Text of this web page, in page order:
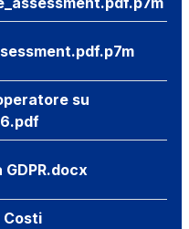
su
Costi